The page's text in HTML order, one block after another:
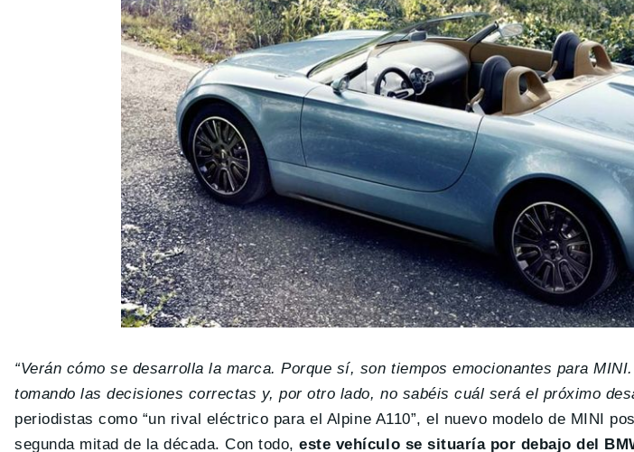
“Verán cómo se desarrolla la marca. Porque sí, son tiempos emocionantes para
tomando las decisiones correctas y, por otro lado, no sabéis cuál será el próximo
periodistas como “un rival eléctrico para el Alpine A110”, el nuevo modelo de MINI
segunda mitad de la década. Con todo, este vehículo se situaría por debajo del